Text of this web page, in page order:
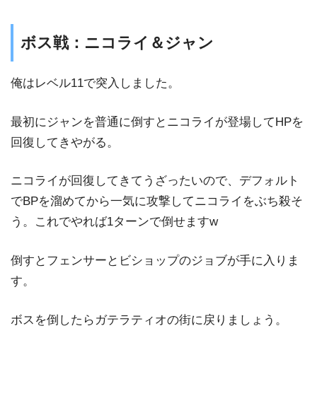
ボス戦：ニコライ＆ジャン
俺はレベル11で突入しました。
最初にジャンを普通に倒すとニコライが登場してHPを
回復してきやがる。
ニコライが回復してきてうざったいので、デフォルト
でBPを溜めてから一気に攻撃してニコライをぶち殺そ
う。これでやれば1ターンで倒せますw
倒すとフェンサーとビショップのジョブが手に入りま
す。
ボスを倒したらガテラティオの街に戻りましょう。